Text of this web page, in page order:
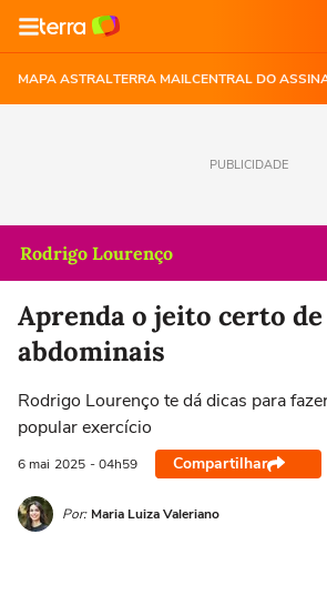
MAPA ASTRALTERRA MAILCENTRAL DO
PUBLICIDADE
Rodrigo Lourenço
Aprenda o jeito certo
abdominais
Rodrigo Lourenço te dá dicas para
popular exercício
6 mai 2025 - 04h59 Compartilhar
Por: Maria Luiza Valeriano